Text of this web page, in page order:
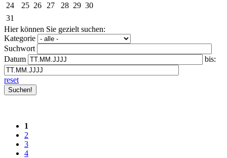
24
25 26 27 28 29 30
31
Hier können Sie gezielt suchen:
Kategorie
Suchwort
Datum
bis:
reset
1
2
3
4